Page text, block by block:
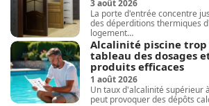
3 août 2026
La porte d'entrée concentre
des déperditions thermiques
logement…
Alcalinité piscine trop
tableau des dosages
produits efficaces
1 août 2026
Un taux d'alcalinité supérieur
peut provoquer des dépôts